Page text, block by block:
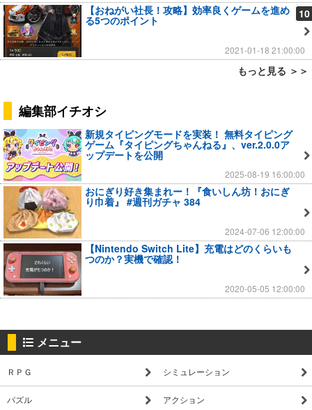
10
【おねがい社長！攻略】効率良くゲームを進め
る5つのポイント
2021-01-18 21:00:00
もっと見る ＞＞
編集部イチオシ
新規タイピングモードを実装！ 無料タイピング
ゲーム『タイピングちゃんねる』、ver.2.0.0ア
ップデートを公開
2025-08-19 16:00:00
おにぎり好き集まれー！『食いしん坊！おにぎ
り巾着』 #週刊ガチャ 384
2024-07-06 12:00:00
【Nintendo Switch Lite】充電はどのくらいも
つのか？実機で確認！
2020-05-05 12:00:00
メニュー
ＲＰＧ シミュレーション
パズル アクション